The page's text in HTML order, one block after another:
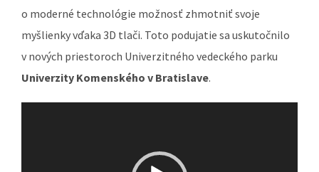
o moderné technológie možnosť zhmotniť svoje
myšlienky vďaka 3D tlači. Toto podujatie sa uskutočnilo
v nových priestoroch Univerzitného vedeckého parku
Univerzity Komenského v Bratislave.